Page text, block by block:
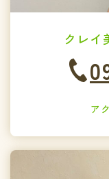
クレ
ア